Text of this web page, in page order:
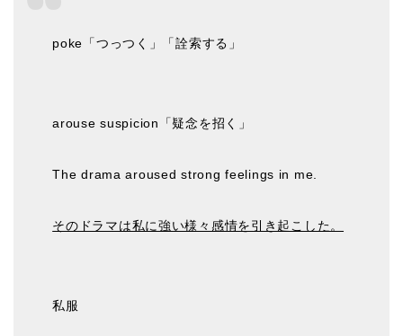
poke「つっつく」「詮索する」
arouse suspicion「疑念を招く」
The drama aroused strong feelings in me.
そのドラマは私に強い様々感情を引き起こした。
私服